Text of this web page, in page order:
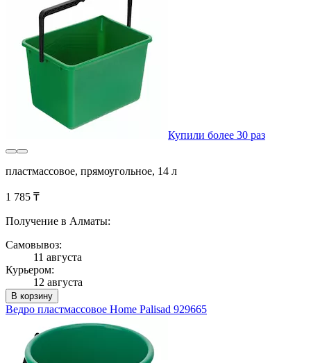
Купили более 30 раз
пластмассовое, прямоугольное, 14 л
1 785 ₸
Получение в Алматы:
Самовывоз:
11 августа
Курьером:
12 августа
В корзину
Ведро пластмассовое Home Palisad 929665